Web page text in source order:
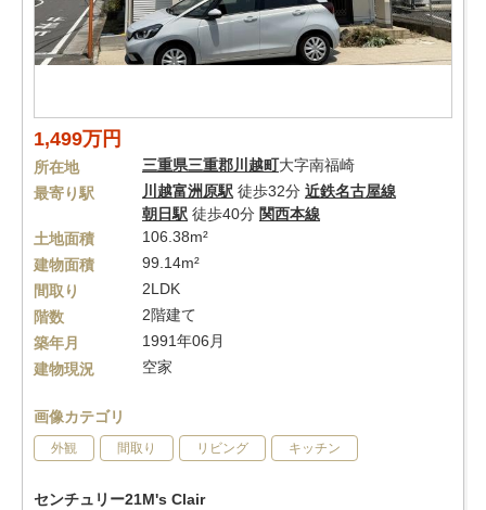
1,499万円
所在地 三重県三重郡川越町大字南福崎
最寄り駅
川越富洲原駅 徒歩32分 近鉄名古屋線
朝日駅 徒歩40分 関西本線
土地面積
106.38m²
建物面積
99.14m²
間取り
2LDK
階数
2階建て
築年月
1991年06月
建物現況
空家
画像カテゴリ
外観 間取り リビング キッチン
センチュリー21M's Clair